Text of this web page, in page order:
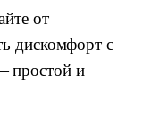
от
дискомфорт с
простой и